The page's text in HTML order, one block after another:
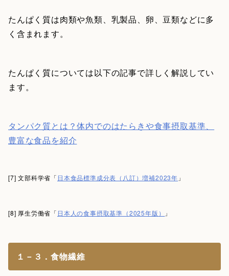
たんぱく質は肉類や魚類、乳製品、卵、豆類などに多
く含まれます。
たんぱく質については以下の記事で詳しく解説してい
ます。
タンパク質とは？体内でのはたらきや食事摂取基準、
豊富な食品を紹介
[7] 文部科学省「 日本食品標準成分表（八訂）増補2023年 」
[8] 厚生労働省「 日本人の食事摂取基準（2025年版） 」
１－３．食物繊維